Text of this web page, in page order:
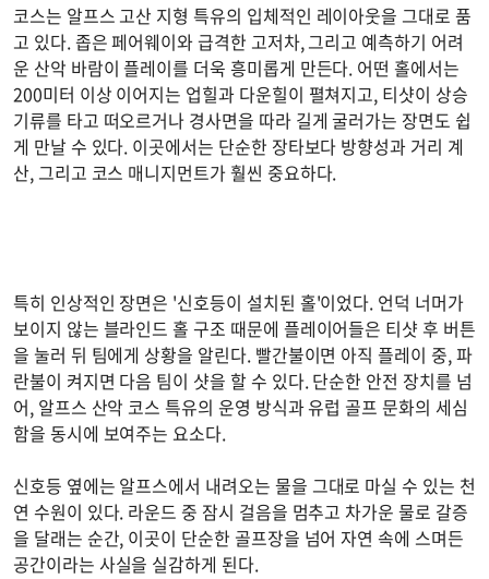
코스는 알프스 고산 지형 특유의 입체적인 레이아웃을 그대로 품
고 있다. 좁은 페어웨이와 급격한 고저차, 그리고 예측하기 어려
운 산악 바람이 플레이를 더욱 흥미롭게 만든다. 어떤 홀에서는
200미터 이상 이어지는 업힐과 다운힐이 펼쳐지고, 티샷이 상승
기류를 타고 떠오르거나 경사면을 따라 길게 굴러가는 장면도 쉽
게 만날 수 있다. 이곳에서는 단순한 장타보다 방향성과 거리 계
산, 그리고 코스 매니지먼트가 훨씬 중요하다.
특히 인상적인 장면은 '신호등이 설치된 홀'이었다. 언덕 너머가
보이지 않는 블라인드 홀 구조 때문에 플레이어들은 티샷 후 버튼
을 눌러 뒤 팀에게 상황을 알린다. 빨간불이면 아직 플레이 중, 파
란불이 켜지면 다음 팀이 샷을 할 수 있다. 단순한 안전 장치를 넘
어, 알프스 산악 코스 특유의 운영 방식과 유럽 골프 문화의 세심
함을 동시에 보여주는 요소다.
신호등 옆에는 알프스에서 내려오는 물을 그대로 마실 수 있는 천
연 수원이 있다. 라운드 중 잠시 걸음을 멈추고 차가운 물로 갈증
을 달래는 순간, 이곳이 단순한 골프장을 넘어 자연 속에 스며든
공간이라는 사실을 실감하게 된다.